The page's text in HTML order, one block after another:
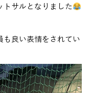
トサルとなりました
良い表情をされてい